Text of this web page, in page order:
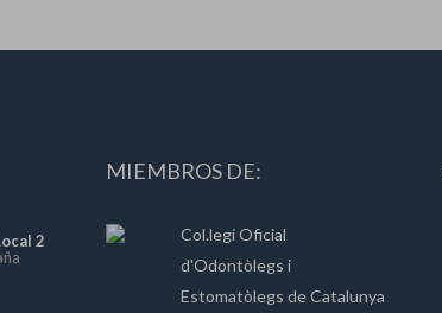
2
MIEMBROS DE:
Col.legi Oficial
d'Odontòlegs i
Estomatòlegs de Catalunya